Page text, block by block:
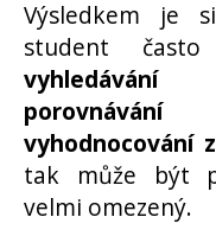
Výsledkem je
student často
vyhodnocování
tak může být
velmi omezený.